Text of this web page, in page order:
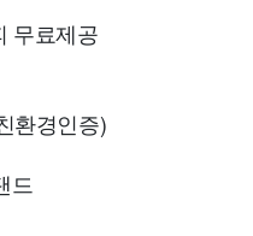
무료제공
환경인증)
드